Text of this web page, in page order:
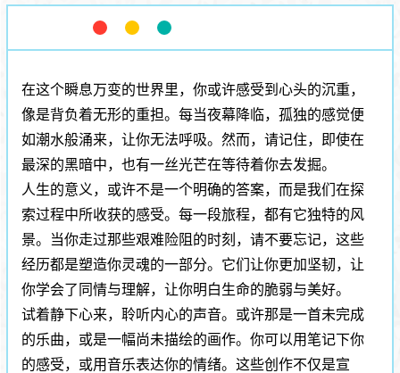
在这个瞬息万变的世界里，你或许感受到心头的沉重，
像是背负着无形的重担。每当夜幕降临，孤独的感觉便
如潮水般涌来，让你无法呼吸。然而，请记住，即使在
最深的黑暗中，也有一丝光芒在等待着你去发掘。
人生的意义，或许不是一个明确的答案，而是我们在探
索过程中所收获的感受。每一段旅程，都有它独特的风
景。当你走过那些艰难险阻的时刻，请不要忘记，这些
经历都是塑造你灵魂的一部分。它们让你更加坚韧，让
你学会了同情与理解，让你明白生命的脆弱与美好。
试着静下心来，聆听内心的声音。或许那是一首未完成
的乐曲，或是一幅尚未描绘的画作。你可以用笔记下你
的感受，或用音乐表达你的情绪。这些创作不仅是宣